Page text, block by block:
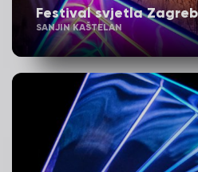
Festival svjetla Zagreb
SANJIN KAŠTELAN